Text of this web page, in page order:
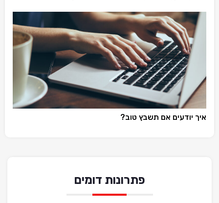
איך יודעים אם תשבץ טוב?
פתרונות דומים